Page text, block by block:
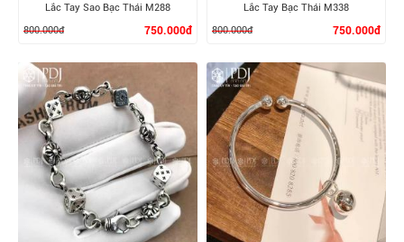
XEM CHI TIẾT
Lắc Tay Sao Bạc Thái M288
800.000đ
750.000đ
XEM CHI TIẾT
Lắc Tay Bạc Thái M338
800.000đ
750.000đ